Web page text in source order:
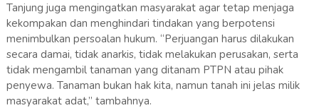
‎Tanjung juga mengingatkan masyarakat agar tetap menjaga
kekompakan dan menghindari tindakan yang berpotensi
menimbulkan persoalan hukum. “Perjuangan harus dilakukan
secara damai, tidak anarkis, tidak melakukan perusakan, serta
tidak mengambil tanaman yang ditanam PTPN atau pihak
penyewa. Tanaman bukan hak kita, namun tanah ini jelas milik
masyarakat adat,” tambahnya.